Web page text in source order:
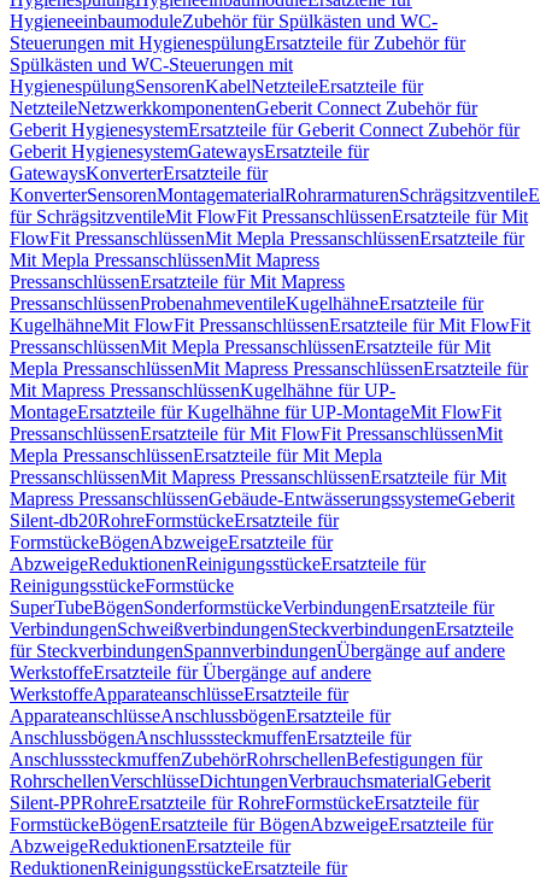
HygieneeinbaumoduleZubehör für Spülkästen und WC-
Steuerungen mit HygienespülungErsatzteile für Zubehör für
Spülkästen und WC-Steuerungen mit
HygienespülungSensorenKabelNetzteileErsatzteile für
NetzteileNetzwerkkomponentenGeberit Connect Zubehör für
Geberit HygienesystemErsatzteile für Geberit Connect Zubehör für
Geberit HygienesystemGatewaysErsatzteile für
GatewaysKonverterErsatzteile für
KonverterSensorenMontagematerialRohrarmaturenSchrägsitzventile
für SchrägsitzventileMit FlowFit PressanschlüssenErsatzteile für Mit
FlowFit PressanschlüssenMit Mepla PressanschlüssenErsatzteile für
Mit Mepla PressanschlüssenMit Mapress
PressanschlüssenErsatzteile für Mit Mapress
PressanschlüssenProbenahmeventileKugelhähneErsatzteile für
KugelhähneMit FlowFit PressanschlüssenErsatzteile für Mit FlowFit
PressanschlüssenMit Mepla PressanschlüssenErsatzteile für Mit
Mepla PressanschlüssenMit Mapress PressanschlüssenErsatzteile für
Mit Mapress PressanschlüssenKugelhähne für UP-
MontageErsatzteile für Kugelhähne für UP-MontageMit FlowFit
PressanschlüssenErsatzteile für Mit FlowFit PressanschlüssenMit
Mepla PressanschlüssenErsatzteile für Mit Mepla
PressanschlüssenMit Mapress PressanschlüssenErsatzteile für Mit
Mapress PressanschlüssenGebäude-EntwässerungssystemeGeberit
Silent-db20RohreFormstückeErsatzteile für
FormstückeBögenAbzweigeErsatzteile für
AbzweigeReduktionenReinigungsstückeErsatzteile für
ReinigungsstückeFormstücke
SuperTubeBögenSonderformstückeVerbindungenErsatzteile für
VerbindungenSchweißverbindungenSteckverbindungenErsatzteile
für SteckverbindungenSpannverbindungenÜbergänge auf andere
WerkstoffeErsatzteile für Übergänge auf andere
WerkstoffeApparateanschlüsseErsatzteile für
ApparateanschlüsseAnschlussbögenErsatzteile für
AnschlussbögenAnschlusssteckmuffenErsatzteile für
AnschlusssteckmuffenZubehörRohrschellenBefestigungen für
RohrschellenVerschlüsseDichtungenVerbrauchsmaterialGeberit
Silent-PPRohreErsatzteile für RohreFormstückeErsatzteile für
FormstückeBögenErsatzteile für BögenAbzweigeErsatzteile für
AbzweigeReduktionenErsatzteile für
ReduktionenReinigungsstückeErsatzteile für